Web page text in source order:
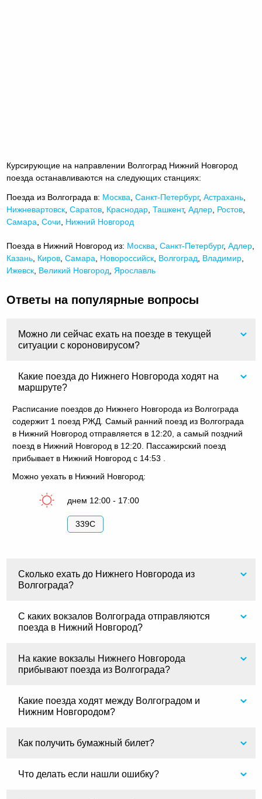
Курсирующие на направлении Волгоград Нижний Новгород
поезда останавливаются на следующих станциях:
Поезда из Волгограда в: Москва ,Санкт-Петербург,Астрахань
Нижневартовск ,Саратов Краснодар ,Ташкент,Адлер Ростов
Самара ,Сочи Нижний Новгород
Поезда в Нижний Новгород из: Москва ,Санкт-Петербург,Адлер
Казань Киров ,Самара Новороссийск Волгоград Владимир
Ижевск Великий Новгород Ярославль
Ответы на популярные вопросы
Можно ли сейчас ехать на поезде в текущей
ситуации с короновирусом?
Какие поезда до Нижнего Новгорода ходят на
маршруте?
Расписание поездов до Нижнего Новгорода из Волгограда
содержит 1 поезд РЖД. Самый ранний поезд из Волгограда
в Нижний Новгород отправляется в 12:20, а самый поздний
поезд в Нижний Новгород в 12:20. Пассажирский поезд
прибывает в Нижний Новгород с 14:53 .
Можно уехать в Нижний Новгород:
днем 12:00 - 17:00
339С
Сколько ехать до Нижнего Новгорода из
Волгограда?
С каких вокзалов Волгограда отправляются
поезда в Нижний Новгород?
На какие вокзалы Нижнего Новгорода
прибывают поезда из Волгограда?
Какие поезда ходят между Волгоградом и
Нижним Новгородом?
Как получить бумажный билет?
Что делать если нашли ошибку?